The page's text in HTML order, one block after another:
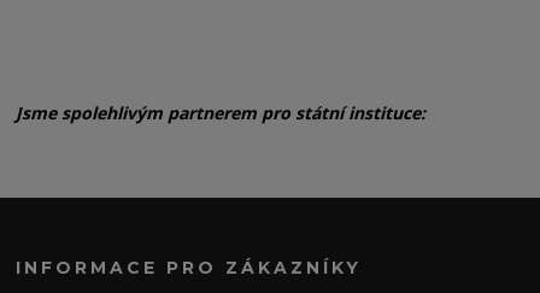
Jsme spolehlivým partnerem pro státní instituce:
INFORMACE PRO ZÁKAZNÍKY